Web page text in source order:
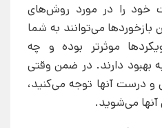
خود را در مورد روش‌های
می‌توانند به شما
موثرتر بوده و چه
بهبود دارند. در ضمن وقتی
و درست آنها توجه می‌کنید،
آنها می‌شوید.